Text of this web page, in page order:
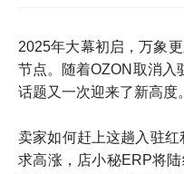
2025年大幕初启，万象
节点。随着OZON取消入
话题又一次迎来了新高度。
卖家如何赶上这趟入驻红
求高涨，店小秘ERP将